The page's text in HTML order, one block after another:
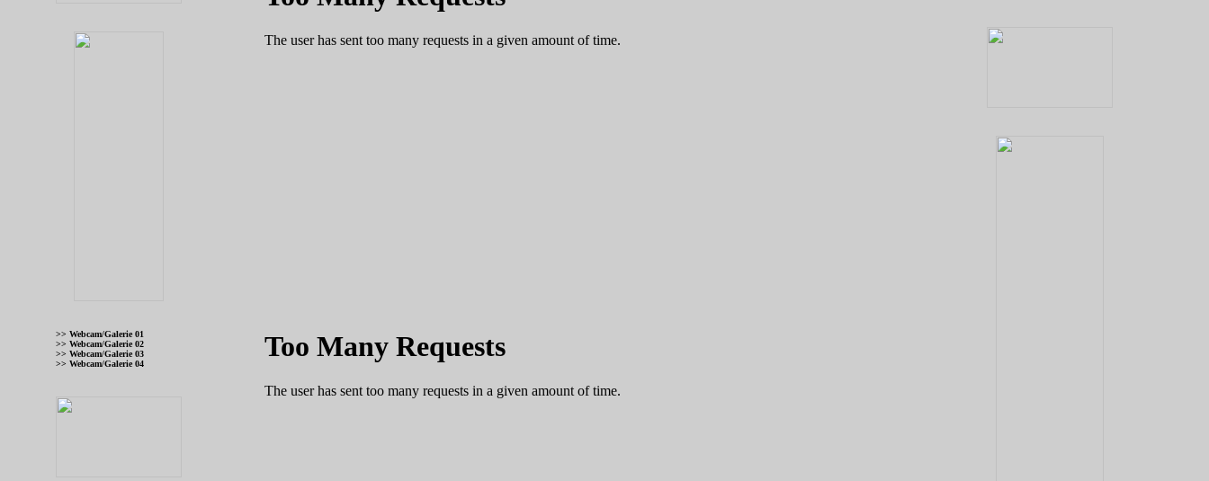
>> Webcam/Galerie 01
>> Webcam/Galerie 02
>> Webcam/Galerie 03
>> Webcam/Galerie 04